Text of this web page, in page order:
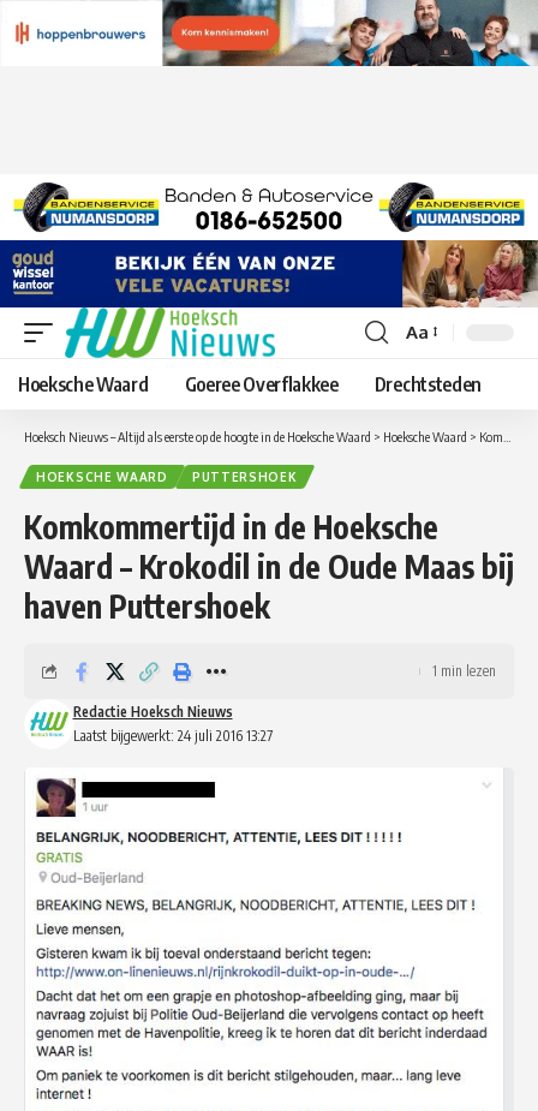
Lettergrootte
aanpassen
Aa
Hoeksche Waard Goeree Overflakkee Drechtsteden
Hoeksch Nieuws – Altijd als eerste op de hoogte in de Hoeksche Waard > Hoeksche Waard > Komkommertijd in de Hoeksche Waard – Krokodil in de Oude Maas bij haven Puttershoek
HOEKSCHE WAARD PUTTERSHOEK
Komkommertijd in de Hoeksche
Waard – Krokodil in de Oude Maas bij
haven Puttershoek
Laatst bijgewerkt: 24 juli 2016 13:27
Redactie Hoeksch Nieuws
1 min lezen